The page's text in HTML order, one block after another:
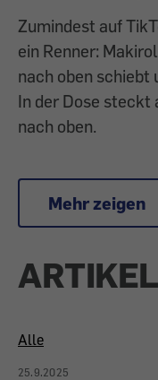
Zumindest auf
ein Renner:
nach oben schiebt
In der Dose
nach oben.
Mehr zeigen
ARTIKEL
Alle
25.9.2025